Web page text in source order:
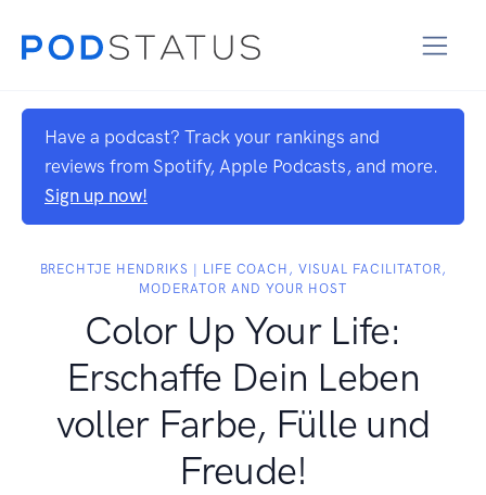
Have a podcast? Track your rankings and
reviews from Spotify, Apple Podcasts, and more.
Sign up now!
BRECHTJE HENDRIKS | LIFE COACH, VISUAL FACILITATOR,
MODERATOR AND YOUR HOST
Color Up Your Life:
Erschaffe Dein Leben
voller Farbe, Fülle und
Freude!